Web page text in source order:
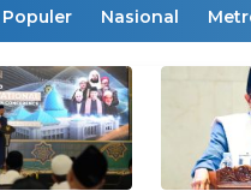
Populer Nasional